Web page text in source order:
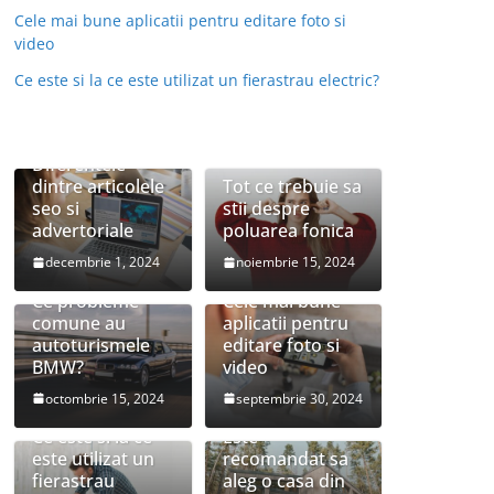
Cele mai bune aplicatii pentru editare foto si
video
Ce este si la ce este utilizat un fierastrau electric?
Diferentele
dintre articolele
seo si
advertoriale
decembrie 1, 2024
Tot ce trebuie sa
stii despre
poluarea fonica
noiembrie 15, 2024
Ce probleme
comune au
autoturismele
BMW?
octombrie 15, 2024
Cele mai bune
aplicatii pentru
editare foto si
video
septembrie 30, 2024
Ce este si la ce
este utilizat un
fierastrau
Este
recomandat sa
aleg o casa din